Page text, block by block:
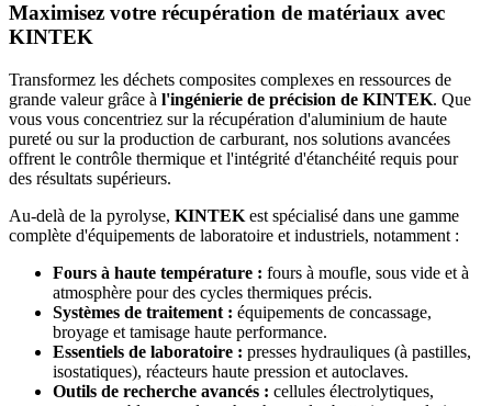
Maximisez votre récupération de matériaux avec
KINTEK
Transformez les déchets composites complexes en ressources de
grande valeur grâce à l'ingénierie de précision de KINTEK. Que
vous vous concentriez sur la récupération d'aluminium de haute
pureté ou sur la production de carburant, nos solutions avancées
offrent le contrôle thermique et l'intégrité d'étanchéité requis pour
des résultats supérieurs.
Au-delà de la pyrolyse, KINTEK est spécialisé dans une gamme
complète d'équipements de laboratoire et industriels, notamment :
Fours à haute température : fours à moufle, sous vide et à
atmosphère pour des cycles thermiques précis.
Systèmes de traitement : équipements de concassage,
broyage et tamisage haute performance.
Essentiels de laboratoire : presses hydrauliques (à pastilles,
isostatiques), réacteurs haute pression et autoclaves.
Outils de recherche avancés : cellules électrolytiques,